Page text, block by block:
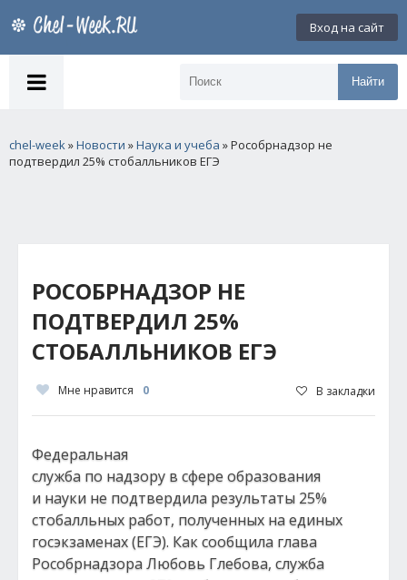
Вход на сайт
Найти
chel-week»Новости »Наука и учеба » Рособрнадзор не
подтвердил 25% стобалльников ЕГЭ
РОСОБРНАДЗОР НЕ
ПОДТВЕРДИЛ 25%
СТОБАЛЛЬНИКОВ ЕГЭ
Мне нравится 0 В закладки
Федеральная
служба по надзору в сфере образования
и науки не подтвердила результаты 25%
стобалльных работ, полученных на единых
госэкзаменах (ЕГЭ). Как сообщила глава
Рособрнадзора Любовь Глебова, служба